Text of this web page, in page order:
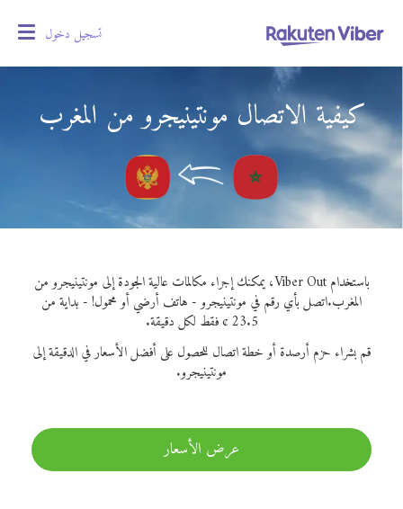
تسجيل دخول
كيفية الاتصال مونتينيجرو من المغرب
باستخدام Viber Out، يمكنك إجراء مكالمات عالية الجودة إلى مونتينيجرو من
المغرب.اتصل بأي رقم في مونتينيجرو - هاتف أرضي أو محمول! - بداية من
23.5 ¢ فقط لكل دقيقة.
قم بشراء حزم أرصدة أو خطة اتصال للحصول على أفضل الأسعار في الدقيقة إلى
مونتينيجرو.
عرض الأسعار